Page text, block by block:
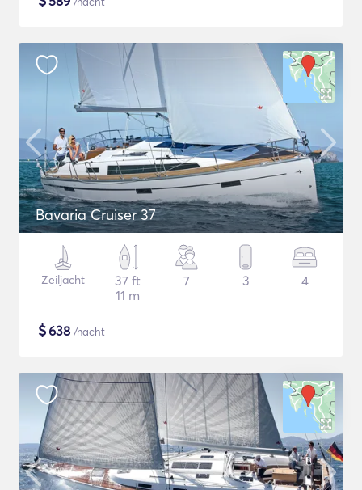
Bavaria Cruiser 37
Zeiljacht
37 ft
11 m
7 3 4
$638 /nacht